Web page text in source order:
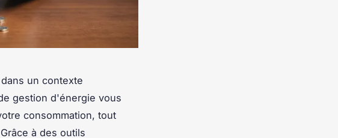
un contexte
gestion d'énergie vous
consommation, tout
à des outils